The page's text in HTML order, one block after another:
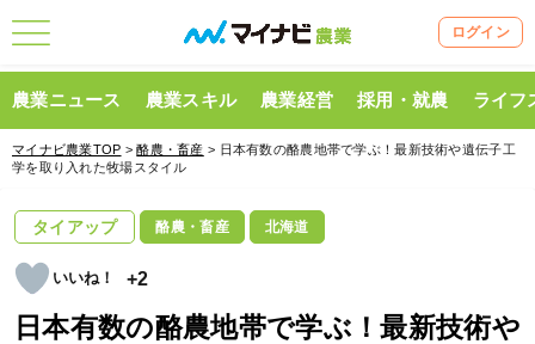
ログイン
農業ニュース 農業スキル 農業経営 採用・就農 ライフ
マイナビ農業TOP >酪農・畜産 > 日本有数の酪農地帯で学ぶ！最新技術や遺伝子工
学を取り入れた牧場スタイル
タイアップ 酪農・畜産 北海道
+2
日本有数の酪農地帯で学ぶ！最新技術や